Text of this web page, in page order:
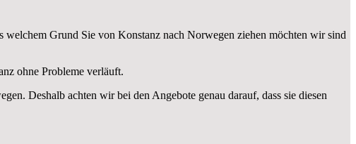
welchem Grund Sie von Konstanz nach Norwegen ziehen möchten wir sind
ohne Probleme verläuft.
. Deshalb achten wir bei den Angebote genau darauf, dass sie diesen